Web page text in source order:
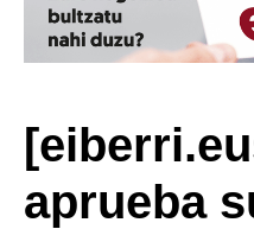
aprueba